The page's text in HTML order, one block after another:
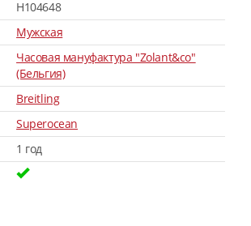
H104648
Мужская
Часовая мануфактура "Zolant&co"
(Бельгия)
Breitling
Superocean
1 год